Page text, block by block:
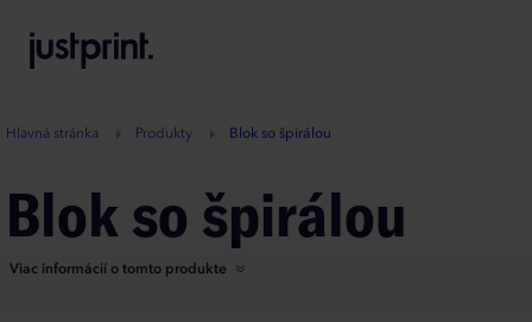
A
Hlavná stránka Produkty Blok so špirálou
Blok so špirálou
Viac informácií o tomto produkte